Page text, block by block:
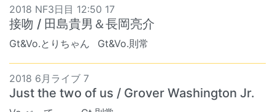
2018 NF3日目 12:50 17
接吻 / 田島貴男＆長岡亮介
Gt&Vo.とりちゃん Gt&Vo.則常
2018 6月ライブ 7
Just the two of us / Grover Washington Jr.